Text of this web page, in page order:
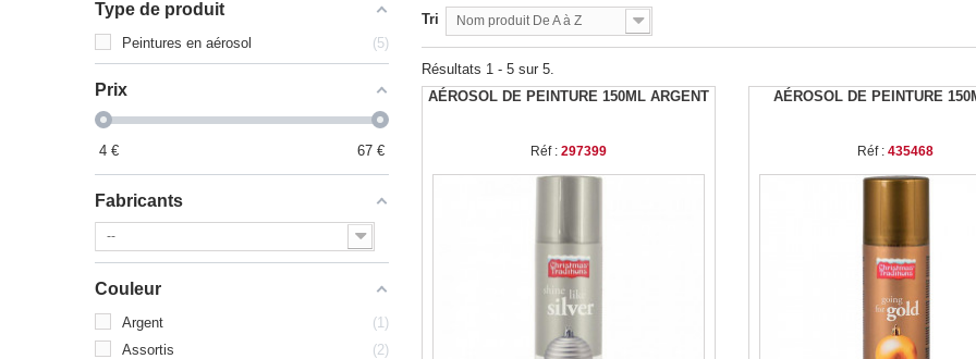
Type de produit
Peintures en aérosol 5
Prix
4 € 67 €
Fabricants
--
Couleur
Argent
1
Assortis
2
Tri Nom produit De A à Z
Résultats 1 - 5 sur 5.
AÉROSOL DE PEINTURE 150ML ARGENT
Réf : 297399
AÉROSOL DE PEINTURE
Réf : 435468